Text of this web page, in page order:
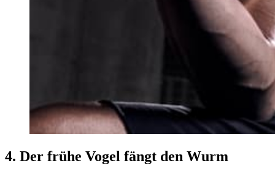
4. Der frühe Vogel fängt den Wurm